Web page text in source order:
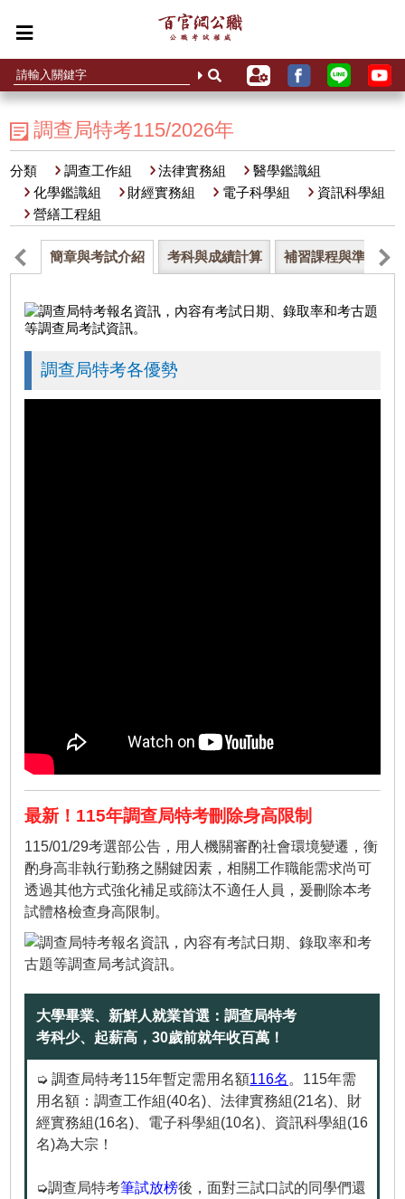
調查局特考115/2026年
分類 調查工作組 法律實務組
醫學鑑識組
化學鑑識組
財經實務組 電子科學組
資訊科學組
營繕工程組
簡章與考試介紹 考科與成績計算 補習課程與準備心
調查局特考各優勢
最新！115年調查局特考刪除身高限制
115/01/29考選部公告，用人機關審酌社會環境變遷，衡
酌身高非執行勤務之關鍵因素，相關工作職能需求尚可
透過其他方式強化補足或篩汰不適任人員，爰刪除本考
試體格檢查身高限制。
大學畢業、新鮮人就業首選：調查局特考
考科少、起薪高，30歲前就年收百萬！
➭ 調查局特考115年暫定需用名額116名 。115年需
用名額：調查工作組(40名)、法律實務組(21名)、財
經實務組(16名)、電子科學組(10名)、資訊科學組(16
名)為大宗！
➭調查局特考筆試放榜後，面對三試口試的同學們還